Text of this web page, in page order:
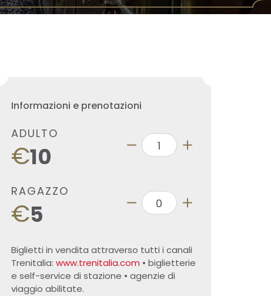
Informazioni e prenotazioni
ADULTO
€10
RAGAZZO
€5
Biglietti in vendita attraverso tutti i canali
Trenitalia: www.trenitalia.com • biglietterie
e self-service di stazione • agenzie di
viaggio abilitate.